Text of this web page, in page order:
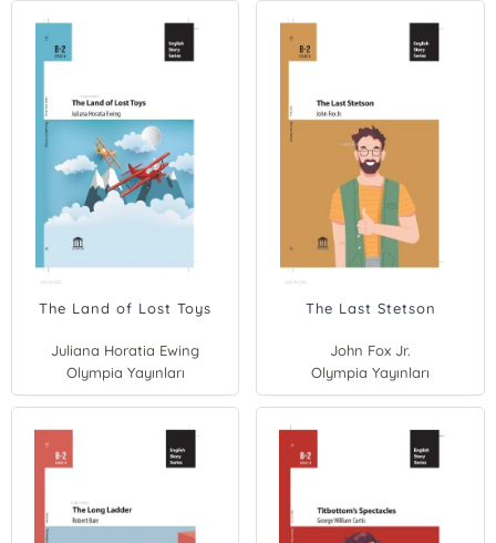
The Land of Lost Toys
Juliana Horatia Ewing
Olympia Yayınları
The Last Stetson
John Fox Jr.
Olympia Yayınları